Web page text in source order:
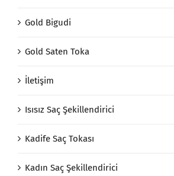
Gold Bigudi
Gold Saten Toka
İletişim
Isısız Saç Şekillendirici
Kadife Saç Tokası
Kadın Saç Şekillendirici